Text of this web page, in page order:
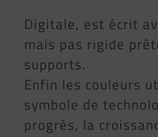
Digitale, est écrit
mais pas rigide
supports.
Enfin les couleurs
symbole de
progrès, la